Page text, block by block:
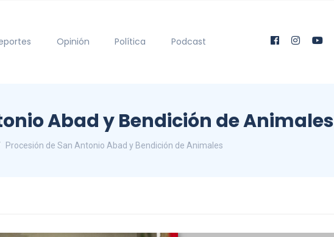
Opinión Política Podcast
Abad y Bendición de Animales
Procesión de San Antonio Abad y Bendición de Animales